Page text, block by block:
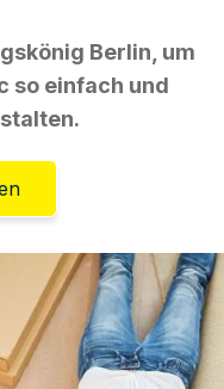
Berlin, um
so einfach und